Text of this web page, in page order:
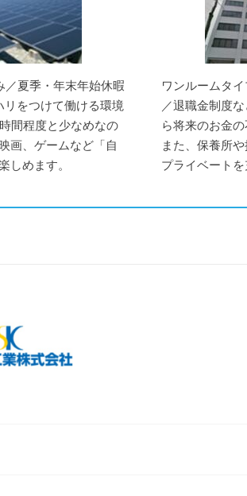
／夏季・年末年始休暇
リをつけて働ける環境
間程度と少なめなの
画、ゲームなど「自
しめます。
ワンルームタ
／退職金制度
ら将来のお金
また、保養所
プライベート